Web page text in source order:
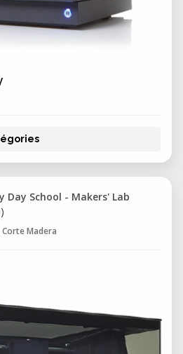
Day School - Makers' Lab
Madera